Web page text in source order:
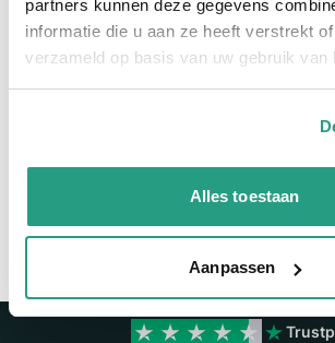
partners kunnen deze gegevens
informatie die u aan ze heeft verstrekt
verzameld op basis van uw gebruik van
Alles toestaan
Aanpassen
Materiaal
Neem contact met ons op